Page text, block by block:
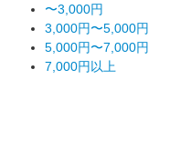
〜3,000円
3,000円〜5,000円
5,000円〜7,000円
7,000円以上